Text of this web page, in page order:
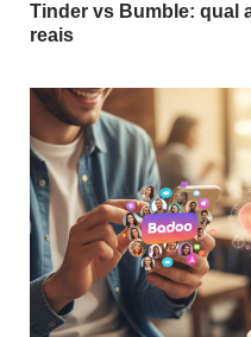
Tinder vs Bumble: qual
reais